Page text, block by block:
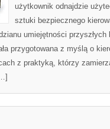
użytkownik odnajdzie
sztuki bezpiecznego
umiejętności przyszłych
przygotowana z myślą o
z praktyką, którzy